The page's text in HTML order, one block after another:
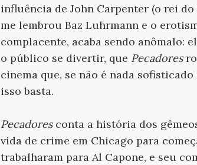
influência de John Carpenter (o rei
me lembrou Baz Luhrmann e o
complacente, acaba sendo anômalo:
o público se divertir, que Pecadores
cinema que, se não é nada
isso basta.
Pecadoresconta a história dos
vida de crime em Chicago para
trabalharam para Al Capone, e seu